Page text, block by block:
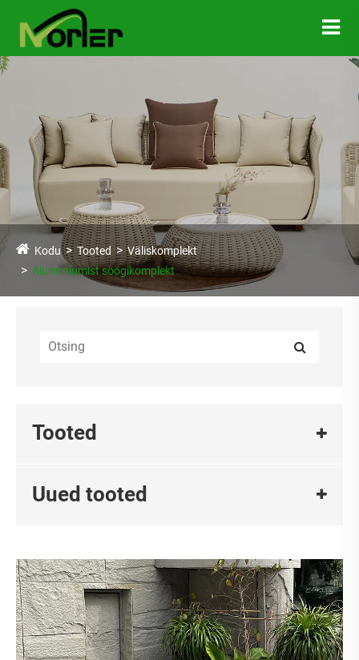
Kodu Tooted
Väliskomplekt
Alumiiniumist söögikomplekt
Tooted
Uued tooted